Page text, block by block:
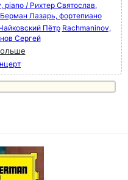
piano / Рихтер Святослав,
Лазарь, фортепиано
Пётр Rachmaninov,
Сергей